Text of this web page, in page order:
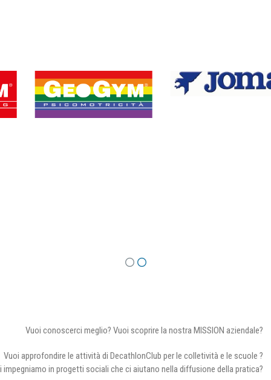
Vuoi conoscerci meglio? Vuoi scoprire la nostra MISSION aziendale?
Vuoi approfondire le attività di DecathlonClub per le colletività e le scuole ?
impegniamo in progetti sociali che ci aiutano nella diffusione della pratica?